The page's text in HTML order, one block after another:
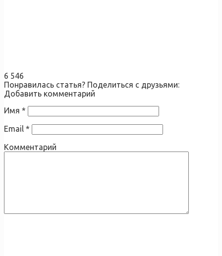
6 546
Понравилась статья? Поделиться с друзьями:
Добавить комментарий
Имя *
Email *
Комментарий